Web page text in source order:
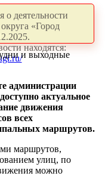
о деятельности
«Город
находятся:
и выходные
администрации
актуальное
движения
всех
маршрутов.
маршрутов,
улиц, по
можно